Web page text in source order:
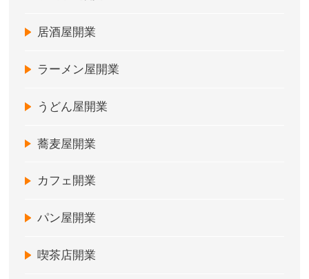
居酒屋開業
ラーメン屋開業
うどん屋開業
蕎麦屋開業
カフェ開業
パン屋開業
喫茶店開業